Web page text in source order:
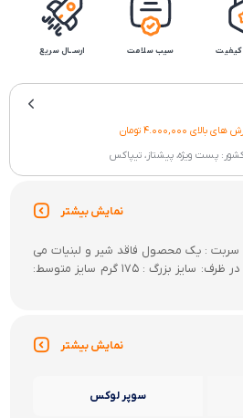
سیب سلامت ارســال سریع
4.000,000 تومان
پست ویژه، پیشتاز، تیپاکس
نمایش بیشتر
: یک محصول فاقد شیر و لبنیات می
باشد . وزن خالص محصول در ظرف: سایز بزرگ : 175 گرم سایز متوسط:
نمایش بیشتر
سوپر لوکس